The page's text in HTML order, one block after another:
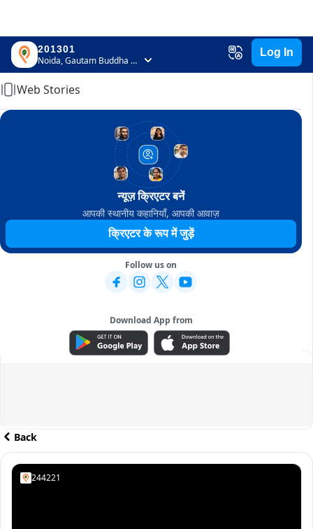
201301
Noida, Gautam Buddha Nagar, Uttar Pradesh
Log In
Home
Web Stories
न्यूज़ क्रिएटर बनें
आपकी स्थानीय कहानियाँ, आपकी आवाज़
क्रिएटर के रूप में जुड़ें
Follow us on
Download App from
ADVERTISEMENT
Back
244221